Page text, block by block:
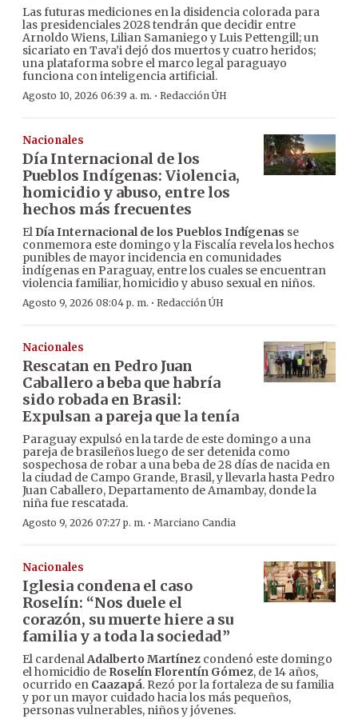
Las futuras mediciones en la disidencia colorada para
las presidenciales 2028 tendrán que decidir entre
Arnoldo Wiens, Lilian Samaniego y Luis Pettengill; un
sicariato en Tava’i dejó dos muertos y cuatro heridos;
una plataforma sobre el marco legal paraguayo
funciona con inteligencia artificial.
Agosto 10, 2026 06:39 a. m. · Redacción ÚH
Nacionales
Día Internacional de los
Pueblos Indígenas: Violencia,
homicidio y abuso, entre los
hechos más frecuentes
El Día Internacional de los Pueblos Indígenas se
conmemora este domingo y la Fiscalía revela los hechos
punibles de mayor incidencia en comunidades
indígenas en Paraguay, entre los cuales se encuentran
violencia familiar, homicidio y abuso sexual en niños.
Agosto 9, 2026 08:04 p. m. · Redacción ÚH
Nacionales
Rescatan en Pedro Juan
Caballero a beba que habría
sido robada en Brasil:
Expulsan a pareja que la tenía
Paraguay expulsó en la tarde de este domingo a una
pareja de brasileños luego de ser detenida como
sospechosa de robar a una beba de 28 días de nacida en
la ciudad de Campo Grande, Brasil, y llevarla hasta Pedro
Juan Caballero, Departamento de Amambay, donde la
niña fue rescatada.
Agosto 9, 2026 07:27 p. m. · Marciano Candia
Nacionales
Iglesia condena el caso
Roselín: “Nos duele el
corazón, su muerte hiere a su
familia y a toda la sociedad”
El cardenalAdalberto Martínez condenó este domingo
el homicidio de Roselín Florentín Gómez, de 14 años,
ocurrido en Caazapá. Rezó por la fortaleza de su familia
y por un mayor cuidado hacia los más pequeños,
personas vulnerables, niños y jóvenes.